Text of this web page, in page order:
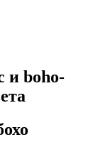
и boho-